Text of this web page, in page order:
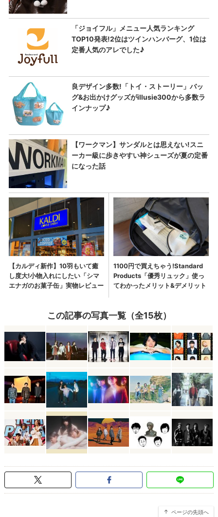
この記事の写真一覧（全15枚）
ページの先頭へ